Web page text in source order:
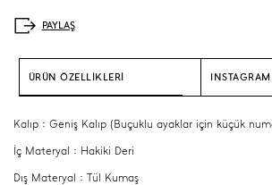
ÜRÜN ÖZELLİKLERİ
Kalıp : Geniş Kalıp (Buçuklu ayaklar için küçük
İç Materyal : Hakiki Deri
Dış Materyal : Tül Kumaş